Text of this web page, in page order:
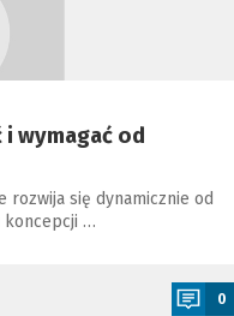
wymagać od
rozwija się dynamicznie od
koncepcji …
0